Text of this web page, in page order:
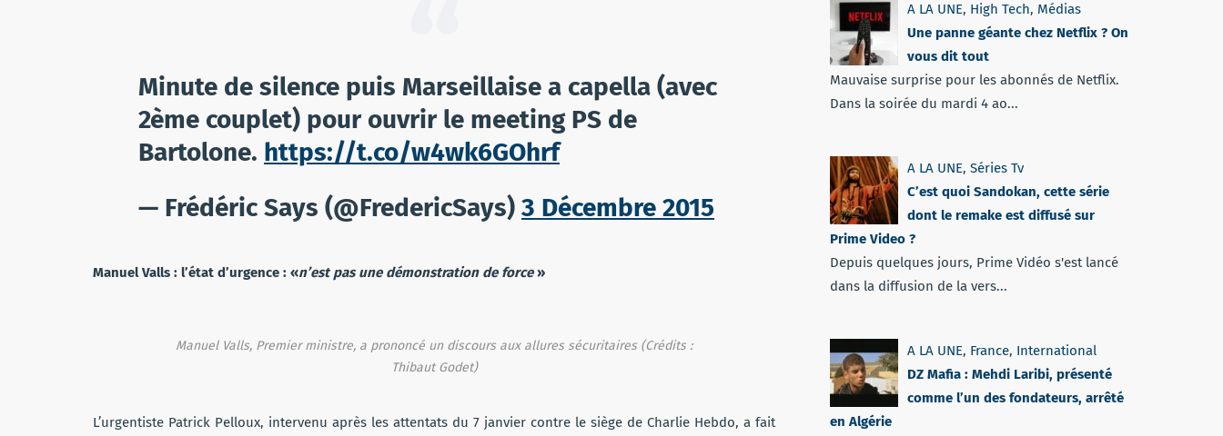
Minute de silence puis Marseillaise a capella (avec
2ème couplet) pour ouvrir le meeting PS de
Bartolone. https://t.co/w4wk6GOhrf
— Frédéric Says (@FredericSays) 3 Décembre 2015
Manuel Valls : l’état d’urgence : «n’est pas une démonstration de force»
Manuel Valls, Premier ministre, a prononcé un discours aux allures sécuritaires (Crédits :
Thibaut Godet)
L’urgentiste Patrick Pelloux, intervenu après les attentats du 7 janvier contre le siège de Charlie Hebdo, a fait
A LA UNE, High Tech, Médias
Une panne géante chez Netflix ? On
vous dit tout
Mauvaise surprise pour les abonnés de Netflix.
Dans la soirée du mardi 4 ao...
A LA UNE, Séries Tv
C’est quoi Sandokan, cette série
dont le remake est diffusé sur
Prime Video ?
Depuis quelques jours, Prime Vidéo s'est lancé
dans la diffusion de la vers...
A LA UNE, France, International
DZ Mafia : Mehdi Laribi, présenté
comme l’un des fondateurs, arrêté
en Algérie